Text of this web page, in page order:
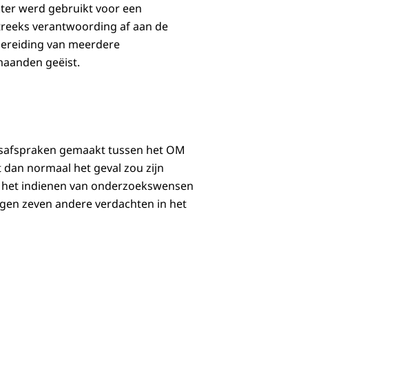
werd gebruikt voor een
verantwoording af aan de
van meerdere
geëist.
gemaakt tussen het OM
normaal het geval zou zijn
indienen van onderzoekswensen
zeven andere verdachten in het